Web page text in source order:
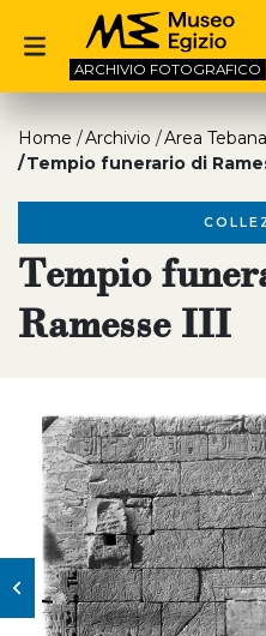
ARCHIVIO FOTOGRAFICO
Home Archivio Area Tebana
Tempio funerario di
Tempio
Ramesse III